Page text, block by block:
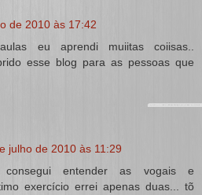
de 2010 às 17:42
eu aprendi muiitas coiisas..
esse blog para as pessoas que
julho de 2010 às 11:29
consegui entender as vogais e
exercício errei apenas duas... tõ